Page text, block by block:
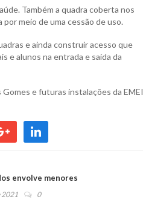
Também a quadra coberta nos
meio de uma cessão de uso.
e ainda construir acesso que
e alunos na entrada e saída da
e futuras instalações da EMEI
envolve menores
2021 0